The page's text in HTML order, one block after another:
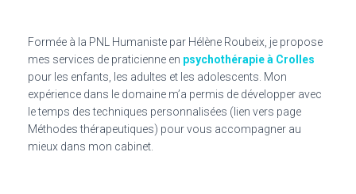
Formée à la PNL Humaniste par Hélène Roubeix, je propose
mes services de praticienne en psychothérapie à Crolles
pour les enfants, les adultes et les adolescents. Mon
expérience dans le domaine m’a permis de développer avec
le temps des techniques personnalisées (lien vers page
Méthodes thérapeutiques) pour vous accompagner au
mieux dans mon cabinet.